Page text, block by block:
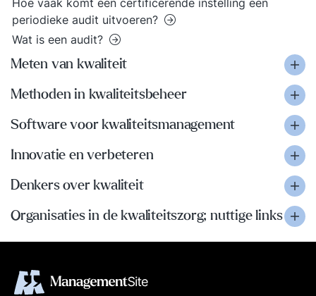
Hoe vaak komt een certificerende instelling een
periodieke audit uitvoeren?
Wat is een audit?
Meten van kwaliteit
Methoden in kwaliteitsbeheer
Software voor kwaliteitsmanagement
Innovatie en verbeteren
Denkers over kwaliteit
Organisaties in de kwaliteitszorg; nuttige links